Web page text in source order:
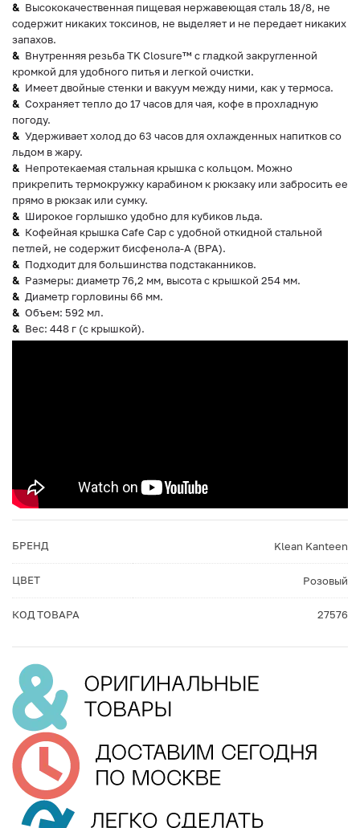
Высококачественная пищевая нержавеющая сталь 18/8, не
содержит никаких токсинов, не выделяет и не передает никаких
запахов.
Внутренняя резьба TK Closure™ с гладкой закругленной
кромкой для удобного питья и легкой очистки.
Имеет двойные стенки и вакуум между ними, как у термоса.
Сохраняет тепло до 17 часов для чая, кофе в прохладную
погоду.
Удерживает холод до 63 часов для охлажденных напитков со
льдом в жару.
Непротекаемая стальная крышка с кольцом. Можно
прикрепить термокружку карабином к рюкзаку или забросить ее
прямо в рюкзак или сумку.
Широкое горлышко удобно для кубиков льда.
Кофейная крышка Cafе Cap с удобной откидной стальной
петлей, не содержит бисфенола-А (BPA).
Подходит для большинства подстаканников.
Размеры: диаметр 76,2 мм, высота с крышкой 254 мм.
Диаметр горловины 66 мм.
Объем: 592 мл.
Вес: 448 г (c крышкой).
БРЕНД Klean Kanteen
ЦВЕТ Розовый
КОД ТОВАРА 27576